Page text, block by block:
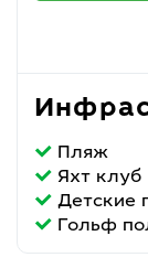
Пляж
Яхт клуб
Детские
Гольф